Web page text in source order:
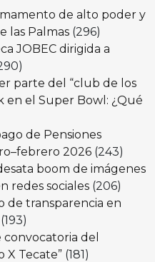
de alto poder y
las Palmas (296)
JOBEC dirigida a
parte del “club de los
en el Super Bowl: ¿Qué
de Pensiones
2026 (243)
boom de imágenes
redes sociales (206)
de transparencia en
(193)
del
X Tecate” (181)